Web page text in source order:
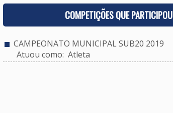
COMPETIÇÕES QUE PARTICIPOU
CAMPEONATO MUNICIPAL SUB20 2019
Atuou como: Atleta